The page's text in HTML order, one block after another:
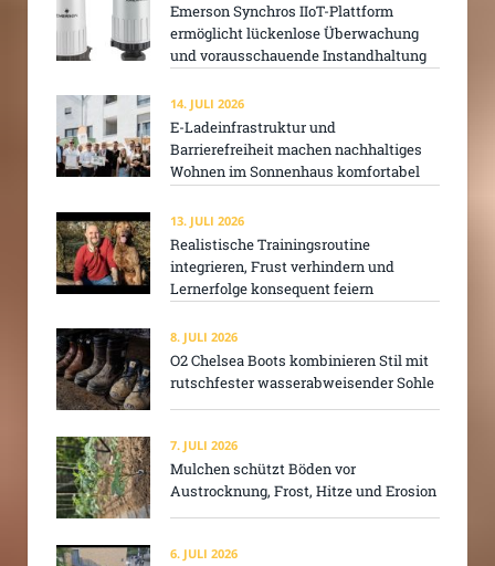
Emerson Synchros IIoT-Plattform
ermöglicht lückenlose Überwachung
und vorausschauende Instandhaltung
14. JULI 2026
E-Ladeinfrastruktur und
Barrierefreiheit machen nachhaltiges
Wohnen im Sonnenhaus komfortabel
13. JULI 2026
Realistische Trainingsroutine
integrieren, Frust verhindern und
Lernerfolge konsequent feiern
8. JULI 2026
O2 Chelsea Boots kombinieren Stil mit
rutschfester wasserabweisender Sohle
7. JULI 2026
Mulchen schützt Böden vor
Austrocknung, Frost, Hitze und Erosion
6. JULI 2026